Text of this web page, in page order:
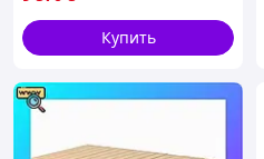
Купить